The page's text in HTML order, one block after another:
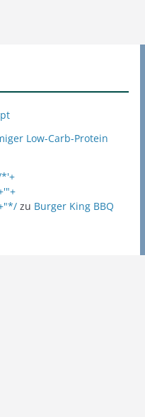
Low-Carb-Protein
*'+
zu Burger King BBQ